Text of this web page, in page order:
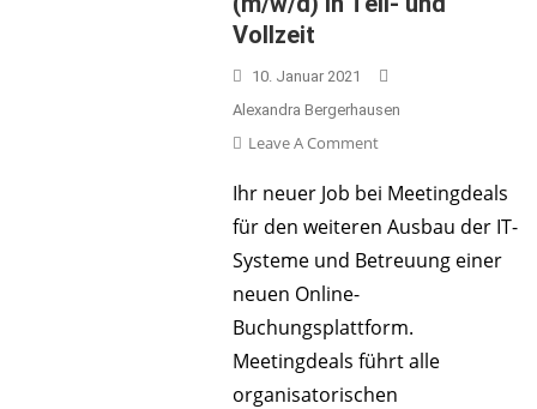
Vollzeit
10. Januar 2021
Alexandra Bergerhausen
Leave A CommentOn
Manager
MICE
(m/w/d)
Und
Vollzeit
Ihr neuer Job bei Meetingdeals
für den weiteren Ausbau der IT-
Systeme und Betreuung einer
neuen Online-
Buchungsplattform.
Meetingdeals führt alle
organisatorischen